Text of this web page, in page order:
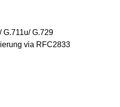
G.711u/ G.729
via RFC2833